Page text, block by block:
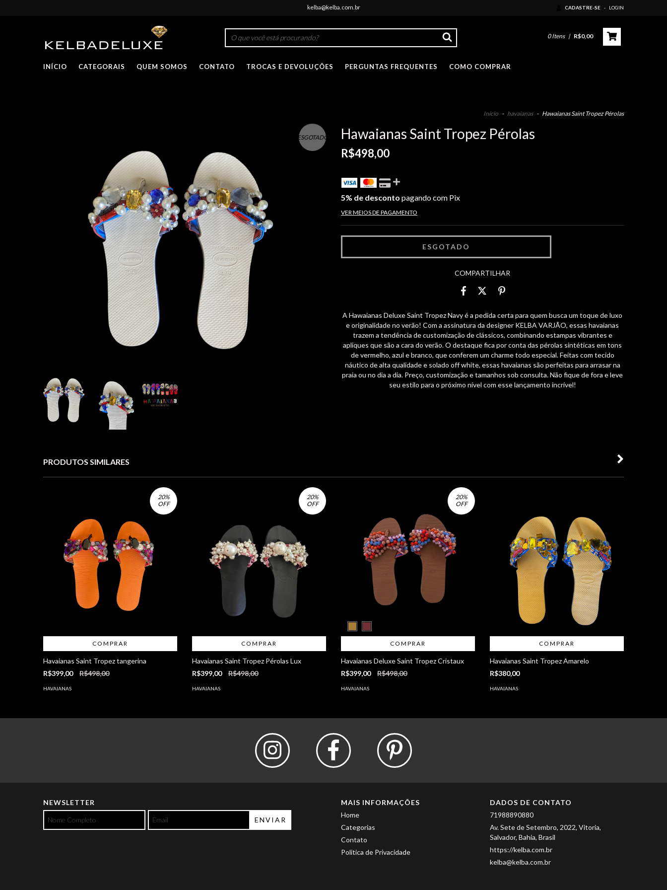
kelba@kelba.com.br CADASTRE-SE - LOGIN
0Itens | R$0,00
INÍCIO CATEGORAIS QUEM SOMOS CONTATO TROCAS E DEVOLUÇÕES PERGUNTAS FREQUENTES COMO COMPRAR
Início - havaianas - Hawaianas Saint Tropez Pérolas
ESGOTADO Hawaianas Saint Tropez Pérolas
R$498,00
5% de desconto pagando com Pix
VER MEIOS DE PAGAMENTO
COMPARTILHAR
A Hawaianas Deluxe Saint Tropez Navy é a pedida certa para quem busca um toque de luxo
e originalidade no verão! Com a assinatura da designer KELBA VARJÃO, essas havaianas
trazem a tendência de customização de clássicos, combinando estampas vibrantes e
apliques que são a cara do verão. O destaque fica por conta das pérolas sintéticas em tons
de vermelho, azul e branco, que conferem um charme todo especial. Feitas com tecido
náutico de alta qualidade e solado off white, essas havaianas são perfeitas para arrasar na
praia ou no dia a dia. Preço, customização e tamanhos sob consulta. Não fique de fora e leve
seu estilo para o próximo nível com esse lançamento incrível!
PRODUTOS SIMILARES
20%
OFF
COMPRAR
Havaianas Saint Tropez tangerina
R$399,00
R$498,00
HAVAIANAS
20%
OFF
COMPRAR
Havaianas Saint Tropez Pérolas Lux
R$399,00
R$498,00
HAVAIANAS
20%
OFF
COMPRAR
Havaianas Deluxe Saint Tropez Cristaux
R$399,00
R$498,00
HAVAIANAS
COMPRAR
Havaianas Saint Tropez Amarelo
R$380,00
HAVAIANAS
NEWSLETTER
MAIS INFORMAÇÕES
Home
Categorias
Contato
Politica de Privacidade
DADOS DE CONTATO
71988890880
Av. Sete de Setembro, 2022, Vitoria,
Salvador, Bahia, Brasil
https://kelba.com.br
kelba@kelba.com.br